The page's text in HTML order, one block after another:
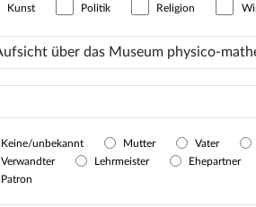
Kunst Politik Religion
Keine/unbekannt Mutter
Vater
Verwandter
Lehrmeister
Ehepartner
Patron